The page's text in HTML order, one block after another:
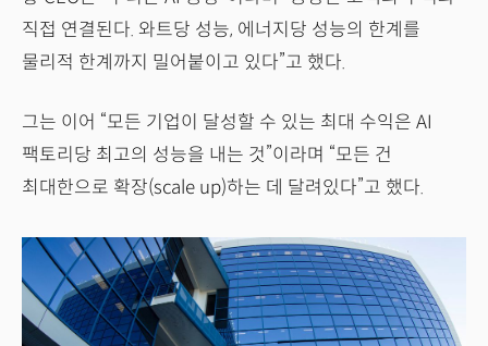
직접 연결된다. 와트당 성능, 에너지당 성능의 한계를
물리적 한계까지 밀어붙이고 있다”고 했다.
그는 이어 “모든 기업이 달성할 수 있는 최대 수익은 AI
팩토리당 최고의 성능을 내는 것”이라며 “모든 건
최대한으로 확장(scale up)하는 데 달려있다”고 했다.